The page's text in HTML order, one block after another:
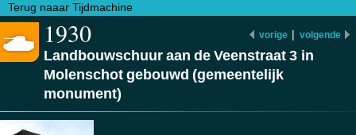
Terug naaar Tijdmachine
vorige | volgende
1930
Landbouwschuur aan de Veenstraat 3 in
Molenschot gebouwd (gemeentelijk
monument)